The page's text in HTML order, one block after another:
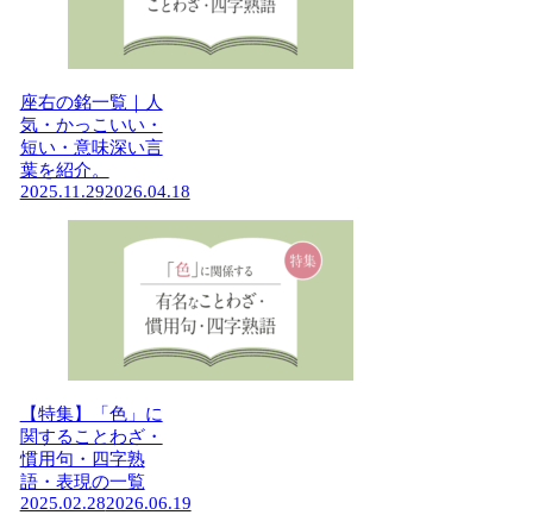
座右の銘一覧｜人
気・かっこいい・
短い・意味深い言
葉を紹介。
2025.11.292026.04.18
【特集】「色」に
関することわざ・
慣用句・四字熟
語・表現の一覧
2025.02.282026.06.19